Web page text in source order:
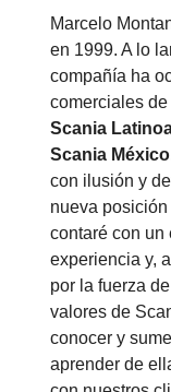
Marcelo
en 1999. A lo
compañía ha
comerciales
Scania
Scania México
con ilusión y
nueva
contaré con un
experiencia y,
por la fuerza
valores de
conocer y
aprender de